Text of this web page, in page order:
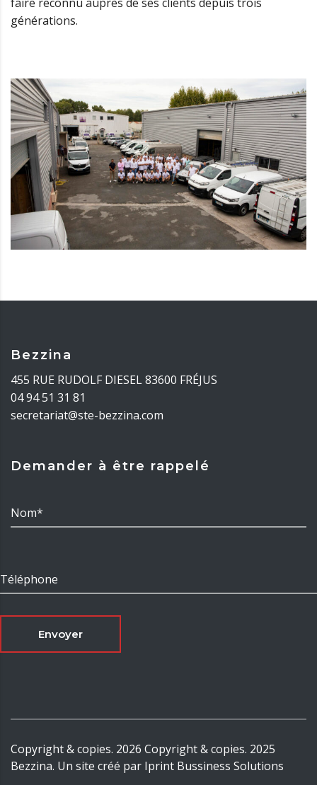
générations.
Bezzina
455 RUE RUDOLF DIESEL 83600 FRÉJUS
04 94 51 31 81
secretariat@ste-bezzina.com
Demander à être rappelé
Nom*
Téléphone
Envoyer
Copyright & copies. 2026 Copyright & copies. 2025
Bezzina. Un site créé par Iprint Bussiness Solutions